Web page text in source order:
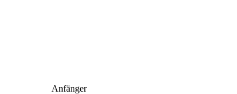
Anfänger